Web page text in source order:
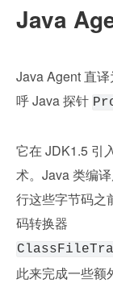
Java
Java Agent 直
呼 Java 探针
它在 JDK1.5 引
术。Java 类编
行这些字节码之
码转换器
此来完成一些额